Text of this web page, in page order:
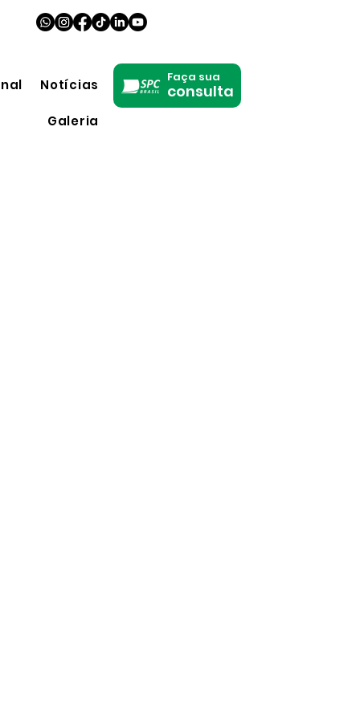
Notícias
Galeria
Faça sua
consulta